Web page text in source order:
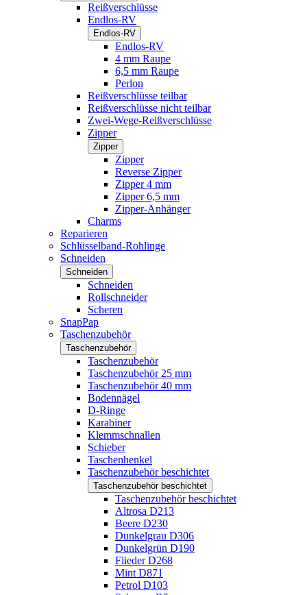
Reißverschlüsse
Endlos-RV
Endlos-RV
Endlos-RV
4 mm Raupe
6,5 mm Raupe
Perlon
Reißverschlüsse teilbar
Reißverschlüsse nicht teilbar
Zwei-Wege-Reißverschlüsse
Zipper
Zipper
Zipper
Reverse Zipper
Zipper 4 mm
Zipper 6,5 mm
Zipper-Anhänger
Charms
Reparieren
Schlüsselband-Rohlinge
Schneiden
Schneiden
Schneiden
Rollschneider
Scheren
SnapPap
Taschenzubehör
Taschenzubehör
Taschenzubehör
Taschenzubehör 25 mm
Taschenzubehör 40 mm
Bodennägel
D-Ringe
Karabiner
Klemmschnallen
Schieber
Taschenhenkel
Taschenzubehör beschichtet
Taschenzubehör beschichtet
Taschenzubehör beschichtet
Altrosa D213
Beere D230
Dunkelgrau D306
Dunkelgrün D190
Flieder D268
Mint D871
Petrol D103